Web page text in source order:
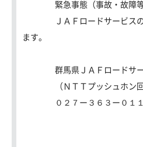
緊急事態（事故・故障等
ＪＡＦロードサービスの
ます。
群馬県ＪＡＦロードサー
（ＮＴＴプッシュホン回
０２７ー３６３ー０１１１